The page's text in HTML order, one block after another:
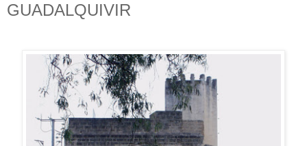
GUADALQUIVIR